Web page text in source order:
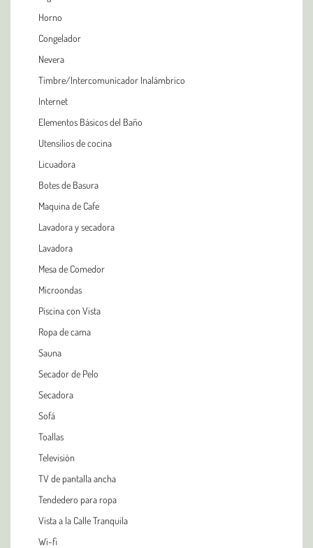
Horno
Congelador
Nevera
Timbre/Intercomunicador Inalámbrico
Internet
Elementos Básicos del Baño
Utensilios de cocina
Licuadora
Botes de Basura
Maquina de Cafe
Lavadora y secadora
Lavadora
Mesa de Comedor
Microondas
Piscina con Vista
Ropa de cama
Sauna
Secador de Pelo
Secadora
Sofá
Toallas
Televisión
TV de pantalla ancha
Tendedero para ropa
Vista a la Calle Tranquila
Wi-fi